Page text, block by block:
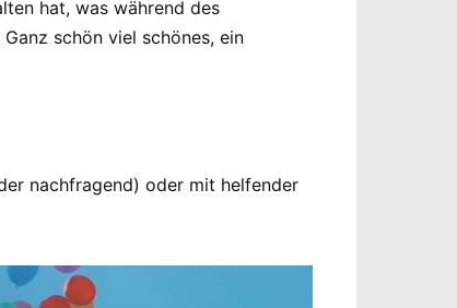
hat, was während des
schön viel schönes, ein
nachfragend) oder mit helfender